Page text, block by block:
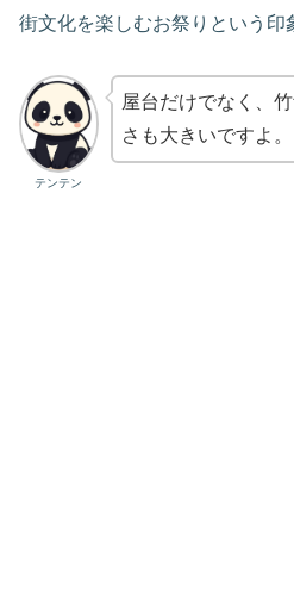
街文化を楽しむお祭りという印
テンテン
屋台だけでなく、
さも大きいですよ。